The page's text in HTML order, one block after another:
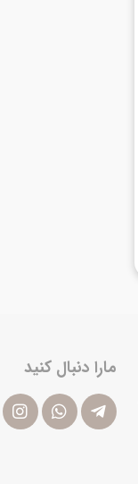
مارا دنبال کنید